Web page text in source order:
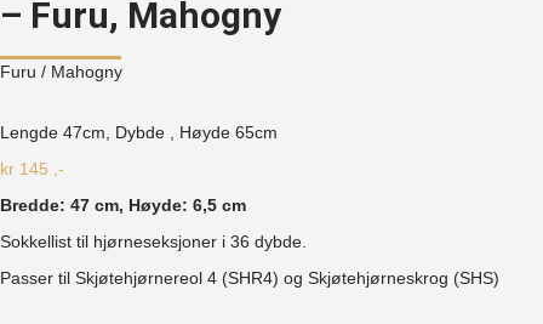
– Furu, Mahogny
Furu / Mahogny
Lengde 47cm, Dybde , Høyde 65cm
kr 145 ,-
Bredde: 47 cm, Høyde: 6,5 cm
Sokkellist til hjørneseksjoner i 36 dybde.
Passer til Skjøtehjørnereol 4 (SHR4) og Skjøtehjørneskrog (SHS)